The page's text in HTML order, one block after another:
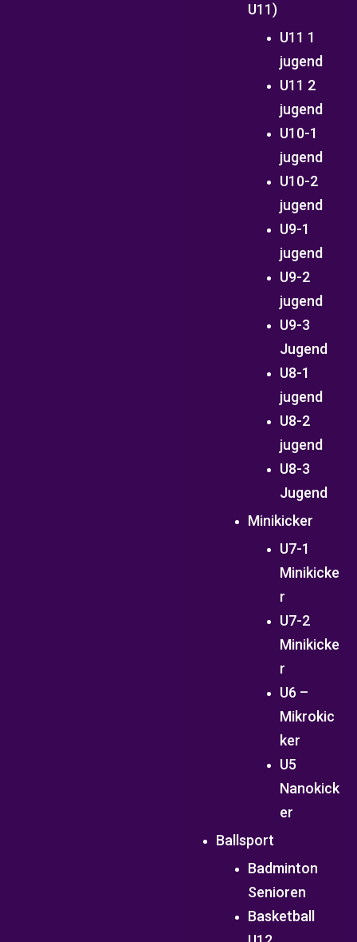
U11)
U11 1
jugend
U11 2
jugend
U10-1
jugend
U10-2
jugend
U9-1
jugend
U9-2
jugend
U9-3
Jugend
U8-1
jugend
U8-2
jugend
U8-3
Jugend
Minikicker
U7-1
Minikicke
r
U7-2
Minikicke
r
U6 –
Mikrokic
ker
U5
Nanokick
er
Ballsport
Badminton
Senioren
Basketball